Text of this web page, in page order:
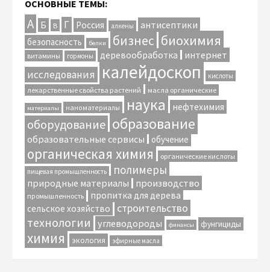
ОСНОВНЫЕ ТЕМЫ:
А Б В Г Россия алкены антисептики
безопасность белки бизнес биохимия
витамины гормоны деревообработка интернет
исследования калейдоскоп кислоты
лекарственные свойства растений масла органические
материалы наноматериалы наука нефтехимия
оборудование образование
образовательные сервисы обучение
органическая химия органические кислоты
пищевая промышленность полимеры
природные материалы производство
промышленность
пропитка для дерева
сельское хозяйство
строительство
технологии углеводороды финансы фунгициды
химия экология эфирные масла